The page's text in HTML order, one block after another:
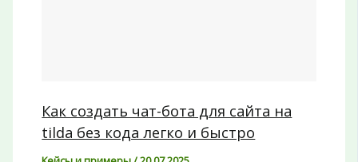
Как создать чат-бота для сайта на
tilda без кода легко и быстро